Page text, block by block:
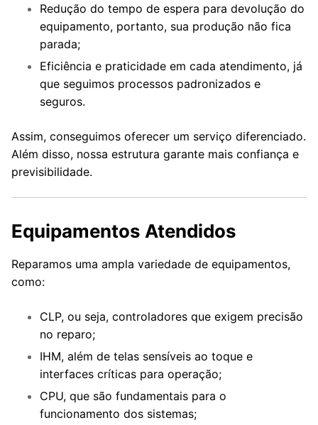
Redução do tempo de espera para devolução do
equipamento, portanto, sua produção não fica
parada;
Eficiência e praticidade em cada atendimento, já
que seguimos processos padronizados e
seguros.
Assim, conseguimos oferecer um serviço diferenciado.
Além disso, nossa estrutura garante mais confiança e
previsibilidade.
Equipamentos Atendidos
Reparamos uma ampla variedade de equipamentos,
como:
CLP, ou seja, controladores que exigem precisão
no reparo;
IHM, além de telas sensíveis ao toque e
interfaces críticas para operação;
CPU, que são fundamentais para o
funcionamento dos sistemas;